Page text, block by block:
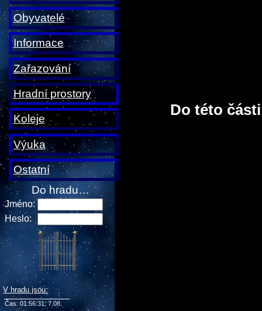
Do této
Obyvatelé
Informace
Zařazování
Hradní prostory
Koleje
Výuka
Ostatní
Do hradu…
Jméno:
Heslo:
V hradu jsou:
Čas: 01:56:31; 7.08.